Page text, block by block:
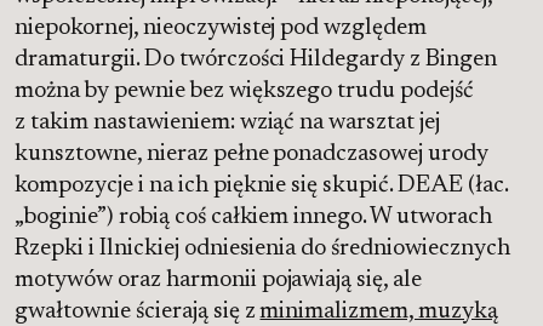
niepokornej, nieoczywistej pod względem
dramaturgii. Do twórczości Hildegardy z Bingen
można by pewnie bez większego trudu podejść
z takim nastawieniem: wziąć na warsztat jej
kunsztowne, nieraz pełne ponadczasowej urody
kompozycje i na ich pięknie się skupić. DEAE (łac.
„boginie”) robią coś całkiem innego. W utworach
Rzepki i Ilnickiej odniesienia do średniowiecznych
motywów oraz harmonii pojawiają się, ale
gwałtownie ścierają się zminimalizmem, muzyką